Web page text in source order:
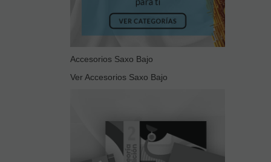
Accesorios Saxo Bajo
Ver Accesorios Saxo Bajo